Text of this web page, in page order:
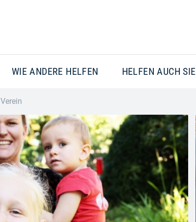
WIE ANDERE HELFEN HELFEN AUCH SIE